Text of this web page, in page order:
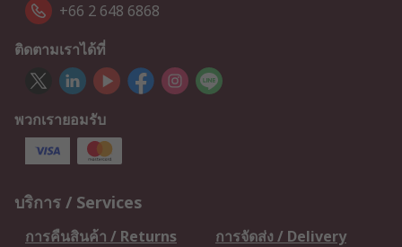
+66 2 648 6868
ติดตามเราได้ที่
พวกเรายอมรับ
บริการ / Services
การคืนสินค้า / Returns
การจัดส่ง / Delivery